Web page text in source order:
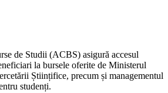
de Studii (ACBS) asigură accesul
la bursele oferite de Ministerul
Științifice, precum și managementul
studenți.